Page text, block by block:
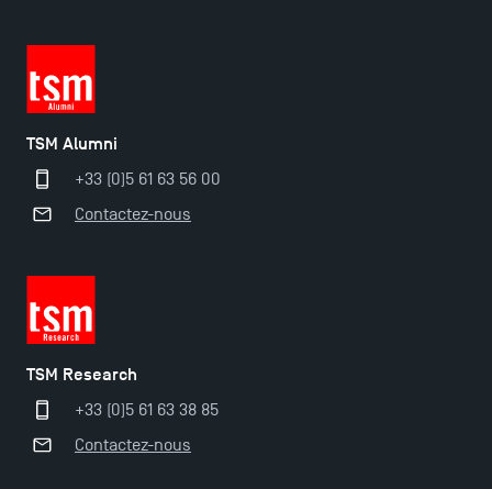
TSM Alumni
+33 (0)5 61 63 56 00
Contactez-nous
TSM Research
+33 (0)5 61 63 38 85
Contactez-nous